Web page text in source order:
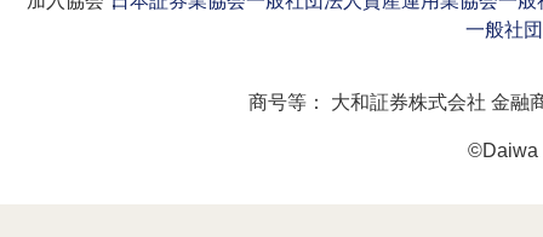
一般社
商号等： 大和証券株式会社 金融
©Daiwa